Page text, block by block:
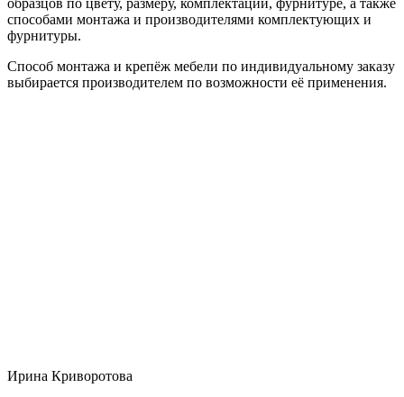
способами монтажа и производителями комплектующих и
фурнитуры.
Способ монтажа и крепёж мебели по индивидуальному заказу
выбирается производителем по возможности её применения.
Ирина Криворотова